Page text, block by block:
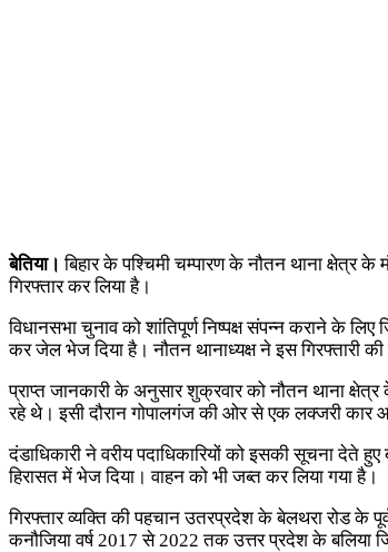
बेतिया। बिहार के पश्चिमी चम्पारण के नौतन थाना क्षेत्र
गिरफ्तार कर लिया है।
विधानसभा चुनाव को शांतिपूर्ण निष्पक्ष संपन्न कराने के
कर जेल भेज दिया है। नौतन थानाध्यक्ष ने इस गिरफ्तारी की
प्राप्त जानकारी के अनुसार शुक्रवार को नौतन थाना
रहे थे। इसी दौरान गोपालगंज की ओर से एक लक्जरी कार
दंडाधिकारी ने वरीय पदाधिकारियों को इसकी सूचना देते
हिरासत में भेज दिया। वाहन को भी जब्त कर लिया गया है।
गिरफ्तार व्यक्ति की पहचान उतरप्रदेश के बेलथरा रोड के
कनौजिया वर्ष 2017 से 2022 तक उत्तर प्रदेश के बलिया